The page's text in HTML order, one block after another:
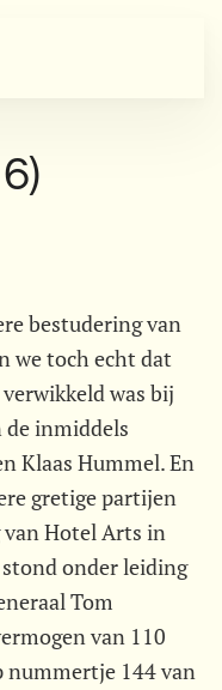
bestudering van
we toch echt dat
was bij
inmiddels
Klaas Hummel. En
gretige partijen
Hotel Arts in
onder leiding
Tom
van 110
nummertje 144 van